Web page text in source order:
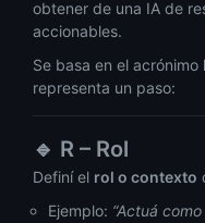
obtener de una IA de
accionables.
Se basa en el acrónimo
representa un paso:
🔹 R – Rol
Definí el rol o contexto
Ejemplo: “Actuá